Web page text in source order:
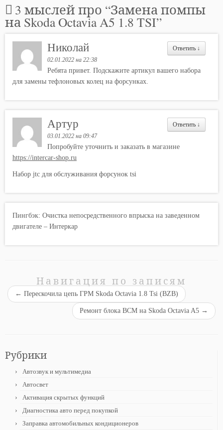
3 мыслей про “Замена помпы
на Skoda Octavia A5 1.8 TSI”
Ответить ↓
Николай
02.01.2022 на 22:38
Ребята привет. Подскажите артикул вашего набора
для замены тефлоновых колец на форсунках.
Ответить ↓
Артур
03.01.2022 на 09:47
Попробуйте уточнить и заказать в магазине
https://intercar-shop.ru
Набор jtc для обслуживания форсунок tsi
Пингбэк: Очистка непосредственного впрыска на заведенном
двигателе – Интеркар
Навигация по записям
← Перескочила цепь ГРМ Skoda Octavia 1.8 Tsi (BZB)
Ремонт блока BCM на Skoda Octavia A5 →
Рубрики
Автозвук и мультимедиа
Автосвет
Активация скрытых функций
Диагностика авто перед покупкой
Заправка автомобильных кондиционеров